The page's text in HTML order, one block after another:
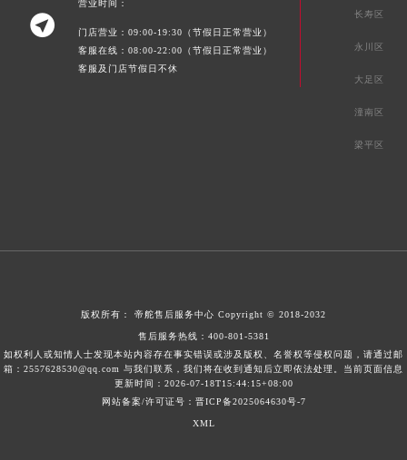

营业时间：
门店营业：09:00-19:30（节假日正常营业）
客服在线：08:00-22:00（节假日正常营业）
客服及门店节假日不休
长寿区
永川区
大足区
潼南区
梁平区
版权所有： 帝舵售后服务中心 Copyright © 2018-2032
售后服务热线： 400-801-5381
如权利人或知情人士发现本站内容存在事实错误或涉及版权、名誉权等侵权问题，请通过邮
箱：2557628530@qq.com 与我们联系，我们将在收到通知后立即依法处理。当前页面信息
更新时间：2026-07-18T15:44:15+08:00
网站备案/许可证号：晋ICP备2025064630号-7
XML